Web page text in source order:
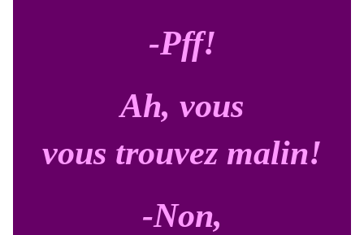
-Pff!
Ah, vous
vous trouvez malin!
-Non,